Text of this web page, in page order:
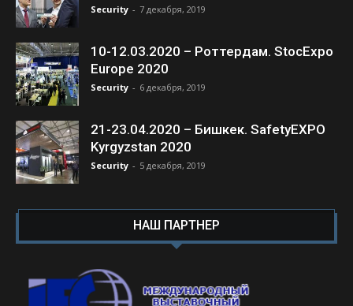
Security - 7 декабря, 2019
10-12.03.2020 – Роттердам. StocExpo
Europe 2020
Security - 6 декабря, 2019
21-23.04.2020 – Бишкек. SafetyEXPO
Kyrgyzstan 2020
Security - 5 декабря, 2019
НАШ ПАРТНЕР